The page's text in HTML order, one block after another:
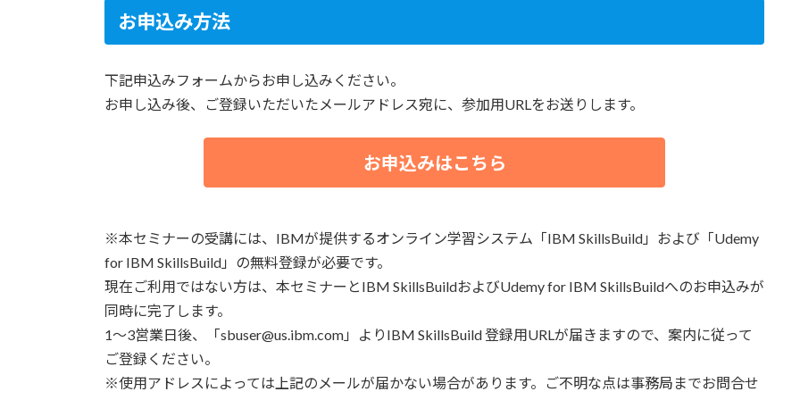
お申込み方法
下記申込みフォームからお申し込みください。
お申し込み後、ご登録いただいたメールアドレス宛に、参加用URLをお送りします。
お申込みはこちら
※本セミナーの受講には、IBMが提供するオンライン学習システム「IBM SkillsBuild」および「Udemy
for IBM SkillsBuild」の無料登録が必要です。
現在ご利用ではない方は、本セミナーとIBM SkillsBuildおよびUdemy for IBM SkillsBuildへのお申込みが
同時に完了します。
1～3営業日後、「sbuser@us.ibm.com」よりIBM SkillsBuild 登録用URLが届きますので、案内に従って
ご登録ください。
※使用アドレスによっては上記のメールが届かない場合があります。ご不明な点は事務局までお問合せ